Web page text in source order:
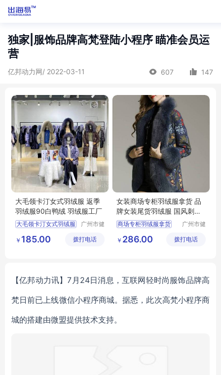
独家|服饰品牌高梵登陆小程序 瞄准会员运
营
亿邦动力网/ 2022-03-11 607 147
大毛领卡汀女式羽绒服 返季
羽绒服90白鸭绒 羽绒服工厂
大毛领卡汀女式羽绒服
羽绒服工厂
广州市健
限公司
￥ 185.00 拨打电话
女装商场专柜羽绒服拿货 品
牌女装尾货羽绒服 国风刺绣
精美女式羽绒服璞墨羽绒服
品牌
商场专柜羽绒服拿货
女式羽绒服璞墨羽绒服
广州市健
限公司
￥ 286.00 拨打电话
【亿邦动力讯】7月24日消息，互联网轻时尚服饰品牌高
梵日前已上线微信小程序商城。据悉，此次高梵小程序商
城的搭建由微盟提供技术支持。